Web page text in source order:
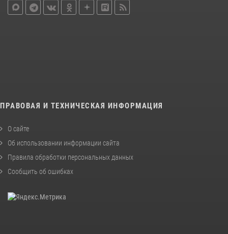
ПРАВОВАЯ И ТЕХНИЧЕСКАЯ ИНФОРМАЦИЯ
О сайте
Об использовании информации сайта
Правила обработки персональных данных
Сообщить об ошибках